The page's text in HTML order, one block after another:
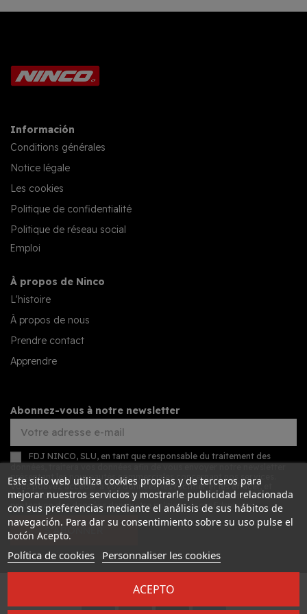
Información
Conditions générales
Notice légale
Les cookies
Politique de confidentialité
Politique de réseau social
Emploi
À propos de Ninco
L'histoire
À propos de nous
Prendre contact
Apprendre
Abonnez-vous à notre newsletter
FDJ NINCO, SLU, en tant que responsable du traitement des
présentant les nouveautés commerciales concernant nos services.
Vous pouvez accéder à vos données, les rectifier et les effacer, et
exercer d'autres droits en consultant les informations détaillées sur la
protection des données dans notre politique de confidentialité.
S’ABONNER
Desarrollado por
Este sitio web utiliza cookies propias y de terceros para
mejorar nuestros servicios y mostrarle publicidad relacionada
con sus preferencias mediante el análisis de sus hábitos de
navegación. Para dar su consentimiento sobre su uso pulse el
botón Acepto.
Política de cookies Personnaliser les cookies
ACEPTO